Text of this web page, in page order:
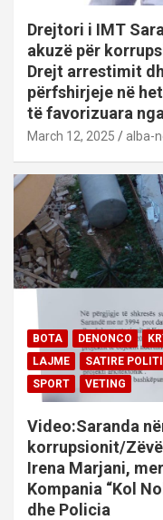
Drejtori i IMT
akuzë për
Drejt arrestimit
përfshirjeje në
të favorizuara
March 12, 2025 alba-
BOTA DENONCO
LAJME
SATIRE
SPORT
VETING
Video:Saranda
korrupsionit/
Irena Marjani,
Kompania “Kol
dhe Policia